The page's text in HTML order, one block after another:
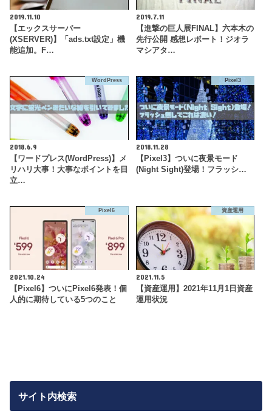
2019.11.10
【エックスサーバー
(XSERVER)】「ads.txt設定」機
能追加。F…
2019.7.11
【進撃の巨人展FINAL】六本木の
先行公開 感想レポート！ジオラ
マシアタ…
WordPress
2018.6.9
【ワードプレス(WordPress)】メ
リハリ大事！大事なポイントを目
立…
Pixel3
2018.11.28
【Pixel3】ついに夜景モード
(Night Sight)登場！フラッシ…
Pixel6
2021.10.24
【Pixel6】ついにPixel6発表！個
人的に期待している5つのこと
資産運用
2021.11.5
【資産運用】2021年11月1日資産
運用状況
サイト内検索